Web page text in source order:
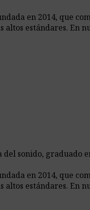
en 2014, que
altos estándares.
del sonido,
en 2014, que
altos estándares.